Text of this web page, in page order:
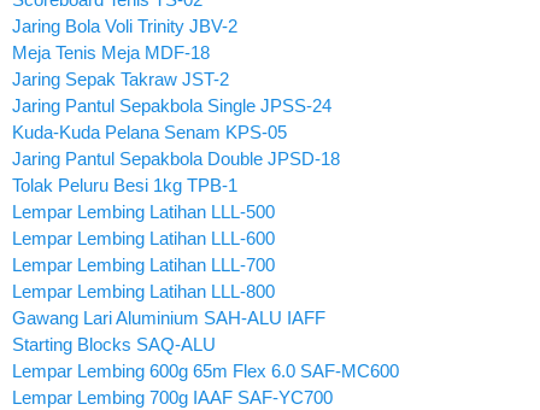
Jaring Bola Voli Trinity JBV-2
Meja Tenis Meja MDF-18
Jaring Sepak Takraw JST-2
Jaring Pantul Sepakbola Single JPSS-24
Kuda-Kuda Pelana Senam KPS-05
Jaring Pantul Sepakbola Double JPSD-18
Tolak Peluru Besi 1kg TPB-1
Lempar Lembing Latihan LLL-500
Lempar Lembing Latihan LLL-600
Lempar Lembing Latihan LLL-700
Lempar Lembing Latihan LLL-800
Gawang Lari Aluminium SAH-ALU IAFF
Starting Blocks SAQ-ALU
Lempar Lembing 600g 65m Flex 6.0 SAF-MC600
Lempar Lembing 700g IAAF SAF-YC700